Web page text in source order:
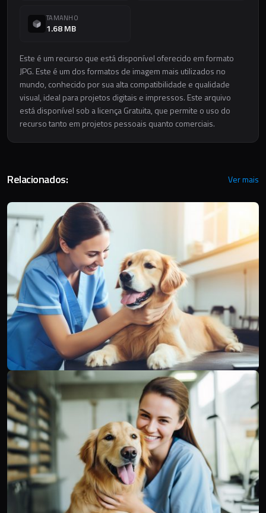
TAMANHO
1.68 MB
Este é um recurso que está disponível oferecido em formato
JPG. Este é um dos formatos de imagem mais utilizados no
mundo, conhecido por sua alta compatibilidade e qualidade
visual, ideal para projetos digitais e impressos. Este arquivo
está disponível sob a licença Gratuita, que permite o uso do
recurso tanto em projetos pessoais quanto comerciais.
Relacionados: Ver mais